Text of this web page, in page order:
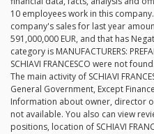
10 employees work in this
company's sales for last year
591,000,000 EUR, and that has
category is MANUFACTURERS:
SCHIAVI FRANCESCO were not found.
The main activity of SCHIAVI
General Government, Except
Information about owner, director or
not available. You also can view
positions, location of SCHIAVI